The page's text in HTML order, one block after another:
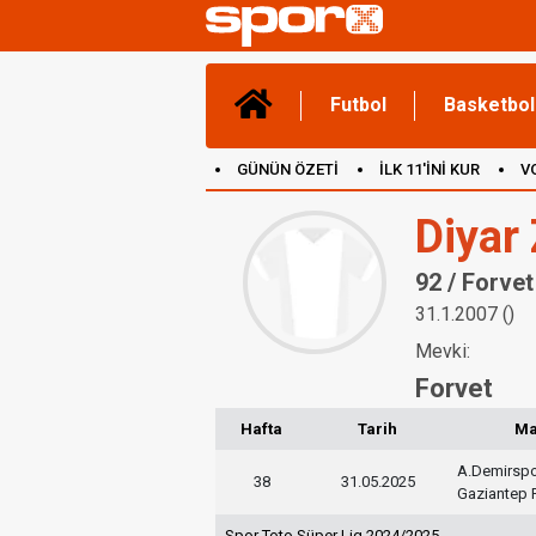
Futbol Basketbol
GÜNÜN ÖZETİ İLK 11'İNİ KUR
Diyar
92 / Forvet
31.1.2007 ()
Mevki:
Forvet
Hafta Tarih
38 31.05.2025
Gaziantep